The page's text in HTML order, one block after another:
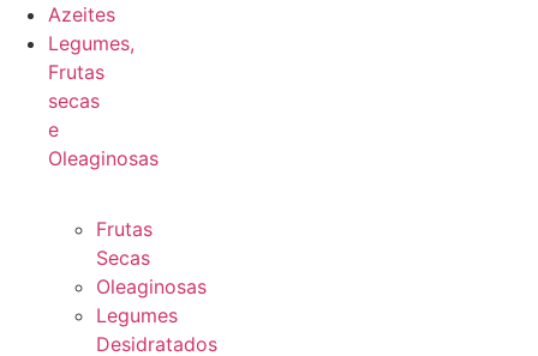
Azeites
Legumes,
Frutas
secas
e
Oleaginosas
Frutas
Secas
Oleaginosas
Legumes
Desidratados